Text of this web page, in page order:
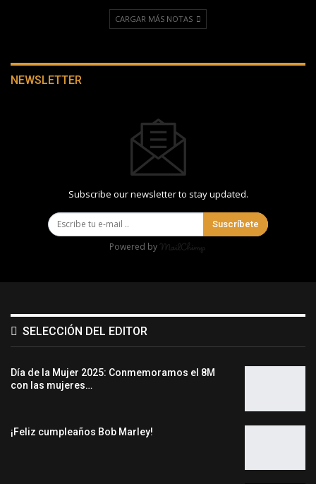
CARGAR MÁS NOTAS
NEWSLETTER
Subscribe our newsletter to stay updated.
Suscríbete
Powered by
SELECCIÓN DEL EDITOR
Día de la Mujer 2025: Conmemoramos el 8M
con las mujeres…
¡Feliz cumpleaños Bob Marley!